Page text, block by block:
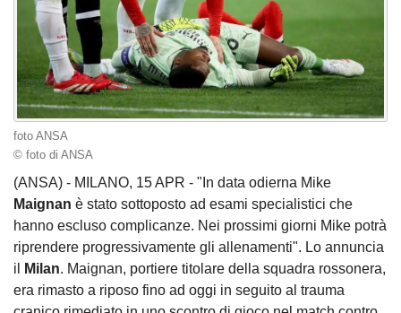
foto ANSA
© foto di ANSA
(ANSA) - MILANO, 15 APR - "In data odierna Mike
Maignan è stato sottoposto ad esami specialistici che
hanno escluso complicanze. Nei prossimi giorni Mike potrà
riprendere progressivamente gli allenamenti". Lo annuncia
il
Milan. Maignan, portiere titolare della squadra rossonera,
era rimasto a riposo fino ad oggi in seguito al trauma